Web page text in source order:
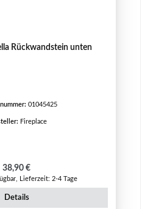
Rückwandstein unten
01045425
Fireplace
Regulärer Preis:
38,90 €
Lieferzeit: 2-4 Tage
Details